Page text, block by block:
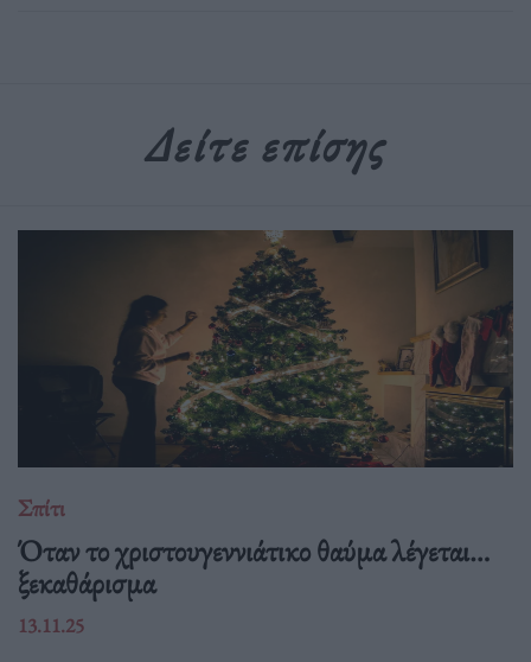
Δείτε επίσης
Σπίτι
Όταν το χριστουγεννιάτικο θαύμα λέγεται…
ξεκαθάρισμα
13.11.25